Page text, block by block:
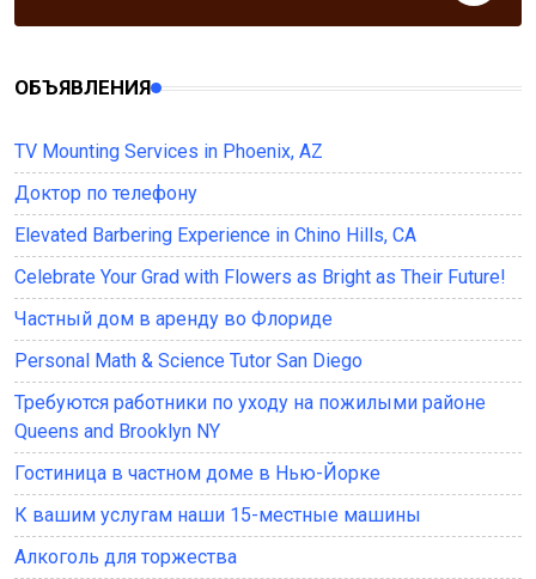
ОБЪЯВЛЕНИЯ
TV Mounting Services in Phoenix, AZ
Доктор по телефону
Elevated Barbering Experience in Chino Hills, CA
Celebrate Your Grad with Flowers as Bright as Their Future!
Частный дом в аренду во Флориде
Personal Math & Science Tutor San Diego
Требуются работники по уходу на пожилыми районе
Queens and Brooklyn NY
Гостиница в частном доме в Нью-Йорке
К вашим услугам наши 15-местные машины
Алкоголь для торжества